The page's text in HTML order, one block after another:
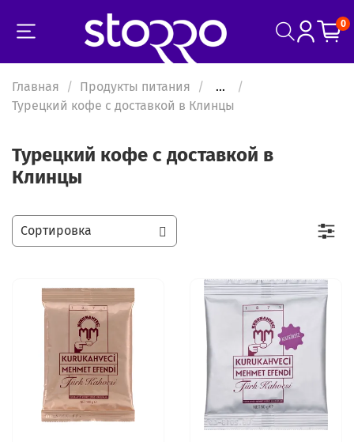
0
Главная Продукты питания
...
Турецкий кофе с доставкой в Клинцы
Турецкий кофе с доставкой в
Клинцы